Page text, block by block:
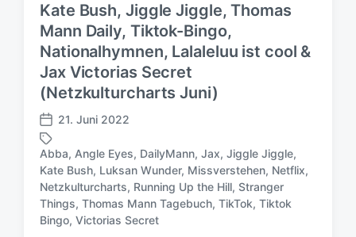
Kate Bush, Jiggle Jiggle, Thomas
Mann Daily, Tiktok-Bingo,
Nationalhymnen, Lalaleluu ist cool &
Jax Victorias Secret
(Netzkulturcharts Juni)
V
e
r
ö
f
f
e
21. Juni 2022
S
c
h
Abba, Angle Eyes, DailyMann, Jax, Jiggle Jiggle,
Kate Bush, Luksan Wunder, Missverstehen, Netflix,
Netzkulturcharts, Running Up the Hill, Stranger
Things, Thomas Mann Tagebuch, TikTok, Tiktok
Bingo, Victorias Secret